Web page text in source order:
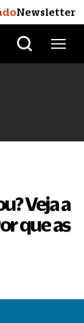
Newsletter
Veja a
que as